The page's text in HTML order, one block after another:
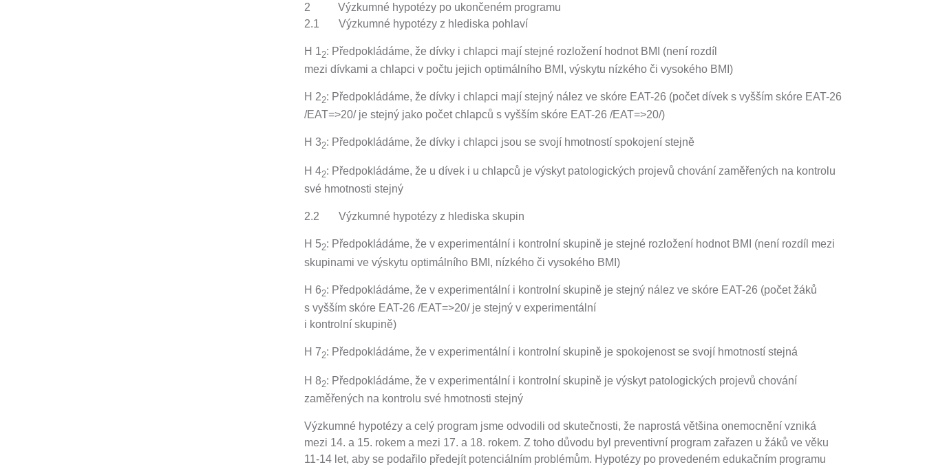
2 Výzkumné hypotézy po ukončeném programu
2.1 Výzkumné hypotézy z hlediska pohlaví
H 12: Předpokládáme, že dívky i chlapci mají stejné rozložení hodnot BMI (není rozdíl
mezi dívkami a chlapci v počtu jejich optimálního BMI, výskytu nízkého či vysokého BMI)
H 22: Předpokládáme, že dívky i chlapci mají stejný nález ve skóre EAT-26 (počet dívek s vyšším skóre EAT-26
/EAT=>20/ je stejný jako počet chlapců s vyšším skóre EAT-26 /EAT=>20/)
H 32: Předpokládáme, že dívky i chlapci jsou se svojí hmotností spokojení stejně
H 42: Předpokládáme, že u dívek i u chlapců je výskyt patologických projevů chování zaměřených na kontrolu
své hmotnosti stejný
2.2 Výzkumné hypotézy z hlediska skupin
H 52: Předpokládáme, že v experimentální i kontrolní skupině je stejné rozložení hodnot BMI (není rozdíl mezi
skupinami ve výskytu optimálního BMI, nízkého či vysokého BMI)
H 62: Předpokládáme, že v experimentální i kontrolní skupině je stejný nález ve skóre EAT-26 (počet žáků
s vyšším skóre EAT-26 /EAT=>20/ je stejný v experimentální
i kontrolní skupině)
H 72: Předpokládáme, že v experimentální i kontrolní skupině je spokojenost se svojí hmotností stejná
H 82: Předpokládáme, že v experimentální i kontrolní skupině je výskyt patologických projevů chování
zaměřených na kontrolu své hmotnosti stejný
Výzkumné hypotézy a celý program jsme odvodili od skutečnosti, že naprostá většina onemocnění vzniká
mezi 14. a 15. rokem a mezi 17. a 18. rokem. Z toho důvodu byl preventivní program zařazen u žáků ve věku
11-14 let, aby se podařilo předejít potenciálním problémům. Hypotézy po provedeném edukačním programu